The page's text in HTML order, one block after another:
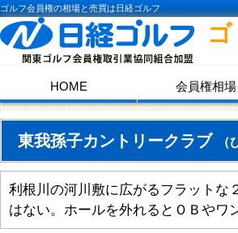
ゴルフ会員権の相場と売買は日経ゴルフ
HOME 会員権相場
東我孫子カントリークラブ
利根川の河川敷に広がるフラットな
はない。ホールを外れるとＯＢやワ